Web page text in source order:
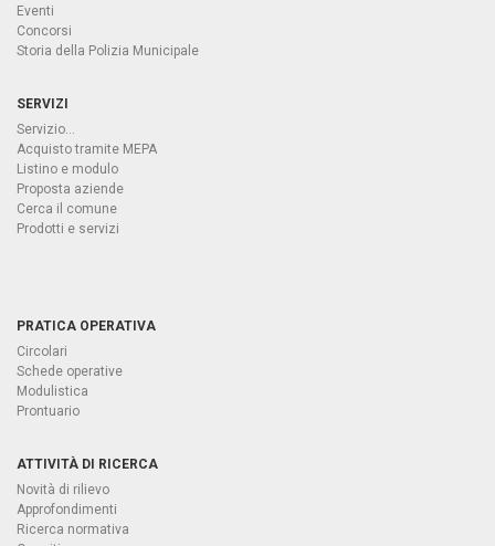
Eventi
Concorsi
Storia della Polizia Municipale
SERVIZI
Servizio...
Acquisto tramite MEPA
Listino e modulo
Proposta aziende
Cerca il comune
Prodotti e servizi
PRATICA OPERATIVA
Circolari
Schede operative
Modulistica
Prontuario
ATTIVITÀ DI RICERCA
Novità di rilievo
Approfondimenti
Ricerca normativa